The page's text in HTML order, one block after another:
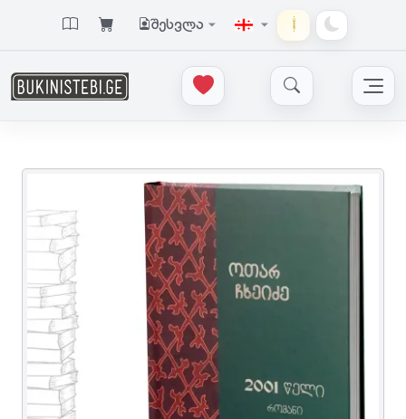
შესვლა